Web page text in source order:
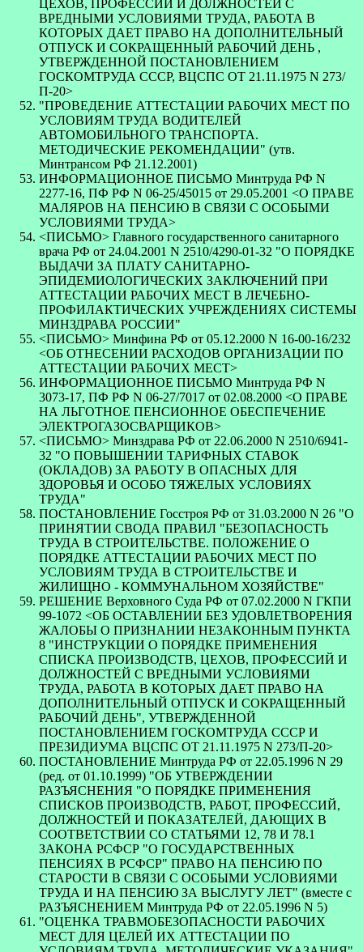
ЦЕХОВ, ПРОФЕССИЙ И ДОЛЖНОСТЕЙ С
ВРЕДНЫМИ УСЛОВИЯМИ ТРУДА, РАБОТА В
КОТОРЫХ ДАЕТ ПРАВО НА ДОПОЛНИТЕЛЬНЫЙ
ОТПУСК И СОКРАЩЕННЫЙ РАБОЧИЙ ДЕНЬ ,
УТВЕРЖДЕННОЙ ПОСТАНОВЛЕНИЕМ
ГОСКОМТРУДА СССР, ВЦСПС ОТ 21.11.1975 N 273/
П-20>
"ПРОВЕДЕНИЕ АТТЕСТАЦИИ РАБОЧИХ МЕСТ ПО
УСЛОВИЯМ ТРУДА ВОДИТЕЛЕЙ
АВТОМОБИЛЬНОГО ТРАНСПОРТА.
МЕТОДИЧЕСКИЕ РЕКОМЕНДАЦИИ" (утв.
Минтрансом РФ 21.12.2001)
ИНФОРМАЦИОННОЕ ПИСЬМО Минтруда РФ N
2277-16, ПФ РФ N 06-25/45015 от 29.05.2001 <О ПРАВЕ
МАЛЯРОВ НА ПЕНСИЮ В СВЯЗИ С ОСОБЫМИ
УСЛОВИЯМИ ТРУДА>
<ПИСЬМО> Главного государственного санитарного
врача РФ от 24.04.2001 N 2510/4290-01-32 "О ПОРЯДКЕ
ВЫДАЧИ ЗА ПЛАТУ САНИТАРНО-
ЭПИДЕМИОЛОГИЧЕСКИХ ЗАКЛЮЧЕНИЙ ПРИ
АТТЕСТАЦИИ РАБОЧИХ МЕСТ В ЛЕЧЕБНО-
ПРОФИЛАКТИЧЕСКИХ УЧРЕЖДЕНИЯХ СИСТЕМЫ
МИНЗДРАВА РОССИИ"
<ПИСЬМО> Минфина РФ от 05.12.2000 N 16-00-16/232
<ОБ ОТНЕСЕНИИ РАСХОДОВ ОРГАНИЗАЦИИ ПО
АТТЕСТАЦИИ РАБОЧИХ МЕСТ>
ИНФОРМАЦИОННОЕ ПИСЬМО Минтруда РФ N
3073-17, ПФ РФ N 06-27/7017 от 02.08.2000 <О ПРАВЕ
НА ЛЬГОТНОЕ ПЕНСИОННОЕ ОБЕСПЕЧЕНИЕ
ЭЛЕКТРОГАЗОСВАРЩИКОВ>
<ПИСЬМО> Минздрава РФ от 22.06.2000 N 2510/6941-
32 "О ПОВЫШЕНИИ ТАРИФНЫХ СТАВОК
(ОКЛАДОВ) ЗА РАБОТУ В ОПАСНЫХ ДЛЯ
ЗДОРОВЬЯ И ОСОБО ТЯЖЕЛЫХ УСЛОВИЯХ
ТРУДА"
ПОСТАНОВЛЕНИЕ Госстроя РФ от 31.03.2000 N 26 "О
ПРИНЯТИИ СВОДА ПРАВИЛ "БЕЗОПАСНОСТЬ
ТРУДА В СТРОИТЕЛЬСТВЕ. ПОЛОЖЕНИЕ О
ПОРЯДКЕ АТТЕСТАЦИИ РАБОЧИХ МЕСТ ПО
УСЛОВИЯМ ТРУДА В СТРОИТЕЛЬСТВЕ И
ЖИЛИЩНО - КОММУНАЛЬНОМ ХОЗЯЙСТВЕ"
РЕШЕНИЕ Верховного Суда РФ от 07.02.2000 N ГКПИ
99-1072 <ОБ ОСТАВЛЕНИИ БЕЗ УДОВЛЕТВОРЕНИЯ
ЖАЛОБЫ О ПРИЗНАНИИ НЕЗАКОННЫМ ПУНКТА
8 "ИНСТРУКЦИИ О ПОРЯДКЕ ПРИМЕНЕНИЯ
СПИСКА ПРОИЗВОДСТВ, ЦЕХОВ, ПРОФЕССИЙ И
ДОЛЖНОСТЕЙ С ВРЕДНЫМИ УСЛОВИЯМИ
ТРУДА, РАБОТА В КОТОРЫХ ДАЕТ ПРАВО НА
ДОПОЛНИТЕЛЬНЫЙ ОТПУСК И СОКРАЩЕННЫЙ
РАБОЧИЙ ДЕНЬ", УТВЕРЖДЕННОЙ
ПОСТАНОВЛЕНИЕМ ГОСКОМТРУДА СССР И
ПРЕЗИДИУМА ВЦСПС ОТ 21.11.1975 N 273/П-20>
ПОСТАНОВЛЕНИЕ Минтруда РФ от 22.05.1996 N 29
(ред. от 01.10.1999) "ОБ УТВЕРЖДЕНИИ
РАЗЪЯСНЕНИЯ "О ПОРЯДКЕ ПРИМЕНЕНИЯ
СПИСКОВ ПРОИЗВОДСТВ, РАБОТ, ПРОФЕССИЙ,
ДОЛЖНОСТЕЙ И ПОКАЗАТЕЛЕЙ, ДАЮЩИХ В
СООТВЕТСТВИИ СО СТАТЬЯМИ 12, 78 И 78.1
ЗАКОНА РСФСР "О ГОСУДАРСТВЕННЫХ
ПЕНСИЯХ В РСФСР" ПРАВО НА ПЕНСИЮ ПО
СТАРОСТИ В СВЯЗИ С ОСОБЫМИ УСЛОВИЯМИ
ТРУДА И НА ПЕНСИЮ ЗА ВЫСЛУГУ ЛЕТ" (вместе с
РАЗЪЯСНЕНИЕМ Минтруда РФ от 22.05.1996 N 5)
"ОЦЕНКА ТРАВМОБЕЗОПАСНОСТИ РАБОЧИХ
МЕСТ ДЛЯ ЦЕЛЕЙ ИХ АТТЕСТАЦИИ ПО